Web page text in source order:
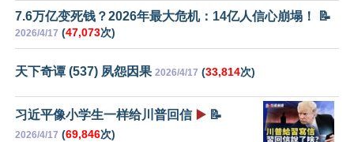
7.6万亿变死钱？2026年最大危机：14亿人信心崩塌！ 📝
2026/4/17 (47,073次)
天下奇谭 (537) 夙怨因果 2026/4/17 (33,814次)
习近平像小学生一样给川普回信 ▶️ 📝
2026/4/17 (69,846次)